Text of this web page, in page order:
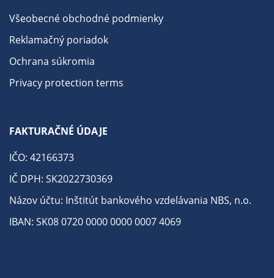
Všeobecné obchodné podmienky
Reklamačný poriadok
Ochrana súkromia
Privacy protection terms
FAKTURAČNÉ ÚDAJE
IČO: 42166373
IČ DPH: SK2022730369
Názov účtu: Inštitút bankového vzdelávania NBS, n.o.
IBAN: SK08 0720 0000 0000 0007 4069